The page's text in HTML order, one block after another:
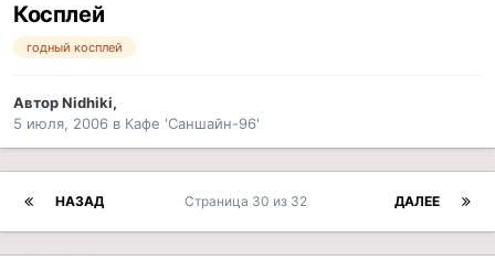
Косплей
годный косплей
АвторNidhiki,
5 июля, 2006 в Кафе 'Саншайн-96'
НАЗАД ДАЛЕЕ
Страница 30 из 32